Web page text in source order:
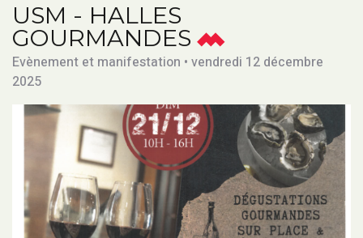
USM - HALLES
GOURMANDES
Evènement et manifestation • vendredi 12 décembre
2025